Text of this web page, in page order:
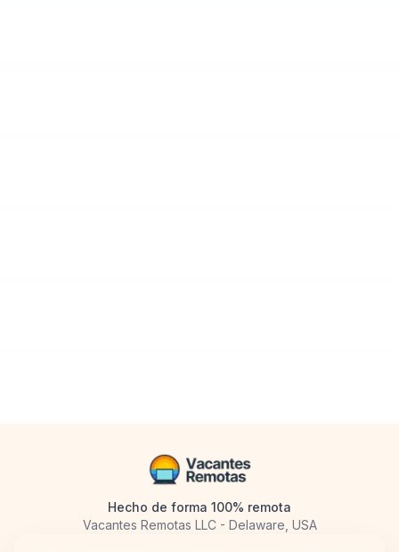
Hecho de forma 100% remota
Vacantes Remotas LLC - Delaware, USA